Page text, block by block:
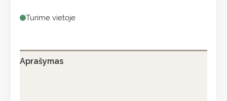
Turime vietoje
Aprašymas